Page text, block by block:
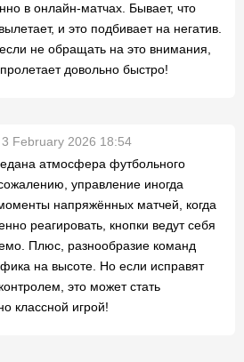
в онлайн-матчах. Бывает, что
и это подбивает на негатив.
не обращать на это внимания,
довольно быстро!
3 February 2026 18:54
атмосфера футбольного
управление иногда
напряжённых матчей, когда
реагировать, кнопки ведут себя
Плюс, разнообразие команд
на высоте. Но если исправят
это может стать
классной игрой!